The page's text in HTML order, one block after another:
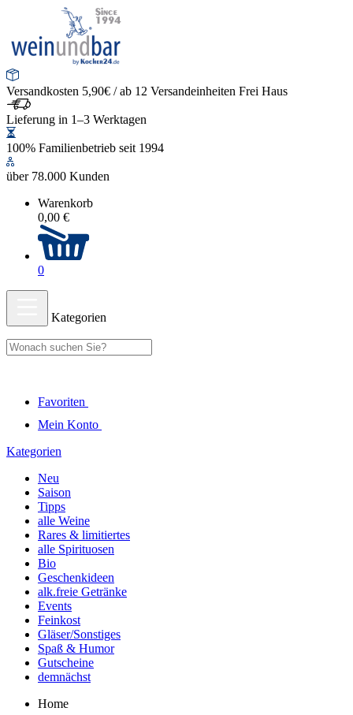
Versandkosten 5,90€ / ab 12 Versandeinheiten Frei Haus
Lieferung in 1–3 Werktagen
100% Familienbetrieb seit 1994
über 78.000 Kunden
Warenkorb
0,00 €
0
Kategorien
Favoriten
Mein Konto
Kategorien
Neu
Saison
Tipps
alle Weine
Rares & limitiertes
alle Spirituosen
Bio
Geschenkideen
alk.freie Getränke
Events
Feinkost
Gläser/Sonstiges
Spaß & Humor
Gutscheine
demnächst
Home